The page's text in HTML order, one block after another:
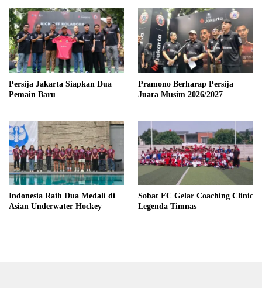
Persija Jakarta Siapkan Dua
Pemain Baru
Pramono Berharap Persija
Juara Musim 2026/2027
Indonesia Raih Dua Medali di
Asian Underwater Hockey
Sobat FC Gelar Coaching Clinic
Legenda Timnas